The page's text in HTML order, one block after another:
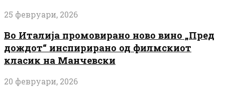
25 февруари, 2026
Во Италија промовирано ново вино „Пред
дождот“ инспирирано од филмскиот
класик на Манчевски
20 февруари, 2026